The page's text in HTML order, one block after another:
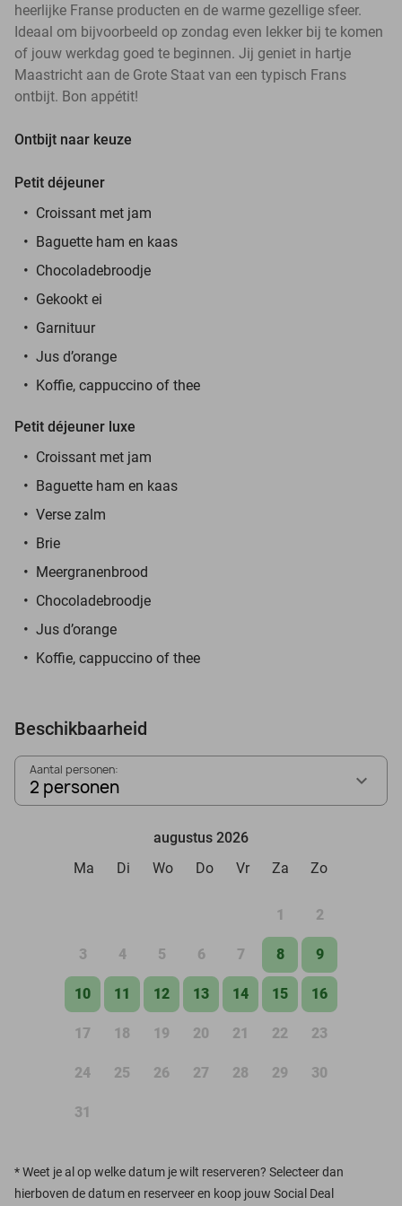
heerlijke Franse producten en de warme gezellige sfeer.
Ideaal om bijvoorbeeld op zondag even lekker bij te komen
of jouw werkdag goed te beginnen. Jij geniet in hartje
Maastricht aan de Grote Staat van een typisch Frans
ontbijt. Bon appétit!
Ontbijt naar keuze
Petit déjeuner
Croissant met jam
Baguette ham en kaas
Chocoladebroodje
Gekookt ei
Garnituur
Jus d’orange
Koffie, cappuccino of thee
Petit déjeuner luxe
Croissant met jam
Baguette ham en kaas
Verse zalm
Brie
Meergranenbrood
Chocoladebroodje
Jus d’orange
Koffie, cappuccino of thee
Beschikbaarheid
Aantal personen:
2 personen
augustus 2026
Ma
Di Wo Do Vr Za Zo
1 2
3 4 5 6 7 8 9
10 11 12 13 14 15 16
17 18 19 20 21 22 23
24 25 26 27 28 29 30
31
*Weet je al op welke datum je wilt reserveren? Selecteer dan
hierboven de datum en reserveer en koop jouw Social Deal